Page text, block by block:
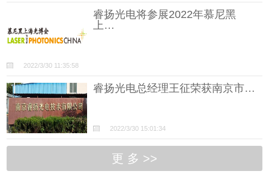
睿扬光电将参展2022年慕尼黑
上…
2022/3/30 11:35:58
睿扬光电总经理王征荣获南京市…
2022/3/30 15:01:34
更 多 >>